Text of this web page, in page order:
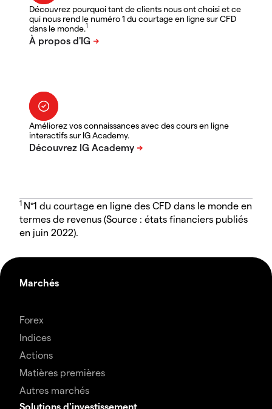
Découvrez pourquoi tant de clients nous ont choisi et ce
qui nous rend le numéro 1 du courtage en ligne sur CFD
dans le monde.1
Améliorez vos connaissances avec des cours en ligne
interactifs sur IG Academy.
1 N°1 du courtage en ligne des CFD dans le monde en
termes de revenus (Source : états financiers publiés
en juin 2022).
Marchés
Forex
Indices
Actions
Matières premières
Autres marchés
Solutions d'investissement